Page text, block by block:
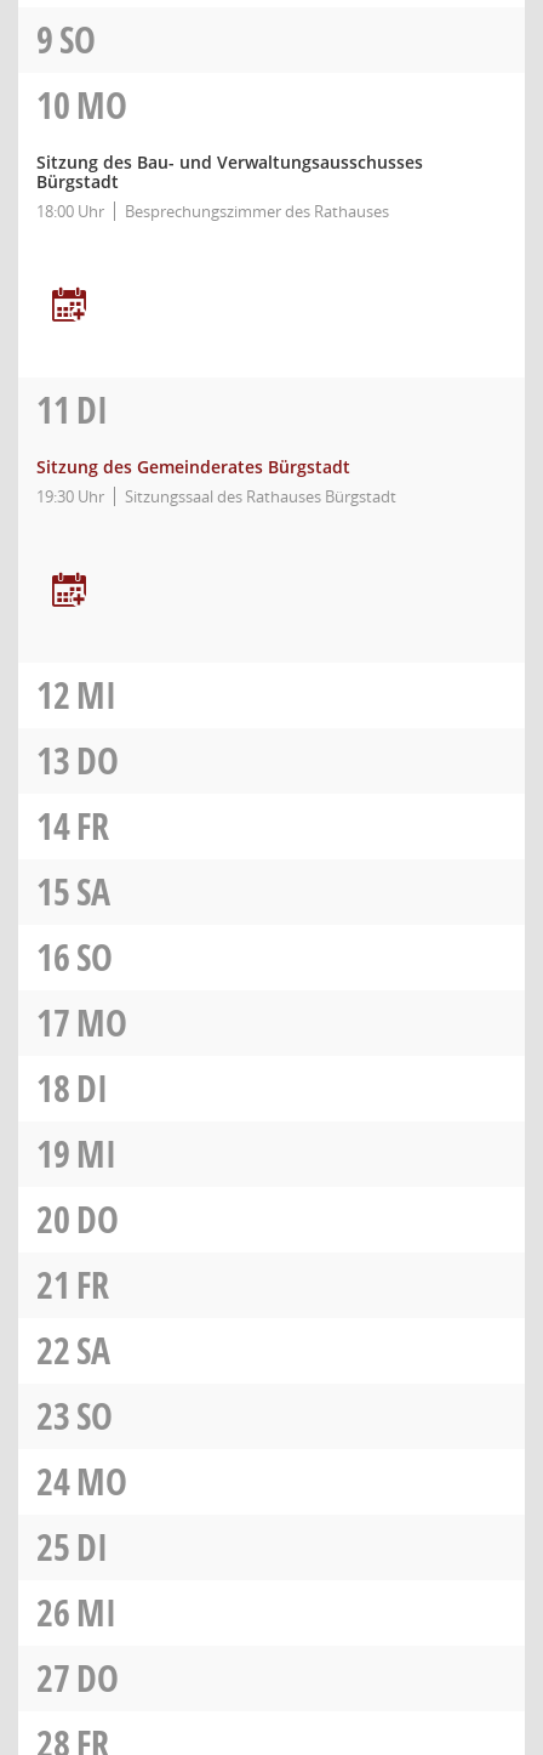
9SO
10MO
Sitzung des Bau- und Verwaltungsausschusses
Bürgstadt
18:00 Uhr Besprechungszimmer des Rathauses
11 DI
Sitzung des Gemeinderates Bürgstadt
19:30 Uhr Sitzungssaal des Rathauses Bürgstadt
12MI
13DO
14FR
15SA
16SO
17MO
18DI
19MI
20DO
21 FR
22SA
23SO
24MO
25DI
26MI
27DO
28FR